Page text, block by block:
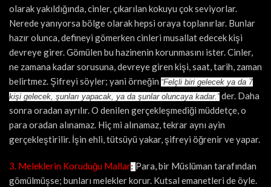
olarak yakıldığında, cinler, çıkarılan kokuyu çok seviyorlar.
Nerede yanıyorsa bölge olarak hepsi oraya toplanırlar. Bunlar
hazır olunca, defineyi gömerken cinleri musallat edecek kişi
devreye girer. Gömülen bu hazinenin korunmasını ister. Cinler,
ne zamana kadar sorusuna, devreye giren kişi, saat, tarih, zaman
belirtmez. Şifreyi söyler; yani örneğin “Felçli biri gelecek ya da 7
kişi gelecek, şunları yapacak, ya da şunlar oluncaya kadar.”der. Daha
sonra oradan ayrılır. O denilen gerçekleşmediği müddetçe, o
para oradan alınamaz. Hiç mi alınamaz, tekrar aynı ayin
gerçekleştirilir. İşin ehli, tütsüyü yakar, şifreyi öğrenir ve yapar.
3. Meleklerin Koruduğu Mallar: Para, bir Müslüman tarafından
gömülmüşse; bunları melekler korur. Kutsal emanetleri de öyle.